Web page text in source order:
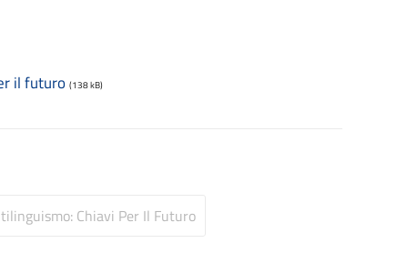
il futuro (138 kB)
Chiavi Per Il Futuro